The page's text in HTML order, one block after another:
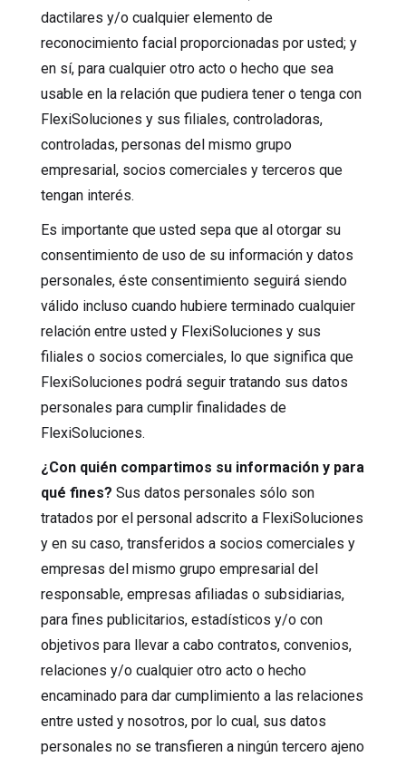
dactilares y/o cualquier elemento de
reconocimiento facial proporcionadas por usted; y
en sí, para cualquier otro acto o hecho que sea
usable en la relación que pudiera tener o tenga con
FlexiSoluciones y sus filiales, controladoras,
controladas, personas del mismo grupo
empresarial, socios comerciales y terceros que
tengan interés.
Es importante que usted sepa que al otorgar su
consentimiento de uso de su información y datos
personales, éste consentimiento seguirá siendo
válido incluso cuando hubiere terminado cualquier
relación entre usted y FlexiSoluciones y sus
filiales o socios comerciales, lo que significa que
FlexiSoluciones podrá seguir tratando sus datos
personales para cumplir finalidades de
FlexiSoluciones.
¿Con quién compartimos su información y para
qué fines? Sus datos personales sólo son
tratados por el personal adscrito a FlexiSoluciones
y en su caso, transferidos a socios comerciales y
empresas del mismo grupo empresarial del
responsable, empresas afiliadas o subsidiarias,
para fines publicitarios, estadísticos y/o con
objetivos para llevar a cabo contratos, convenios,
relaciones y/o cualquier otro acto o hecho
encaminado para dar cumplimiento a las relaciones
entre usted y nosotros, por lo cual, sus datos
personales no se transfieren a ningún tercero ajeno